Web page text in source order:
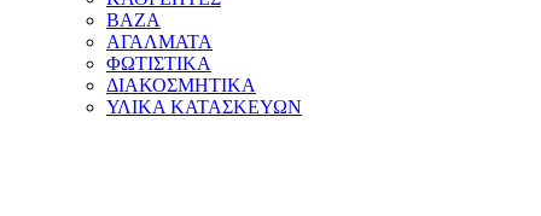
ΒΑΖΑ
ΑΓΑΛΜΑΤΑ
ΦΩΤΙΣΤΙΚΑ
ΔΙΑΚΟΣΜΗΤΙΚΑ
ΥΛΙΚΑ ΚΑΤΑΣΚΕΥΩΝ